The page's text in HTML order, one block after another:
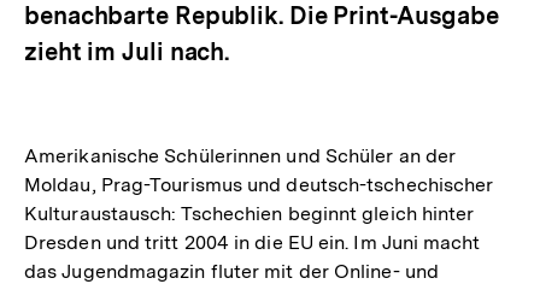
benachbarte Republik. Die Print-Ausgabe
zieht im Juli nach.
Amerikanische Schülerinnen und Schüler an der
Moldau, Prag-Tourismus und deutsch-tschechischer
Kulturaustausch: Tschechien beginnt gleich hinter
Dresden und tritt 2004 in die EU ein. Im Juni macht
das Jugendmagazin fluter mit der Online- und